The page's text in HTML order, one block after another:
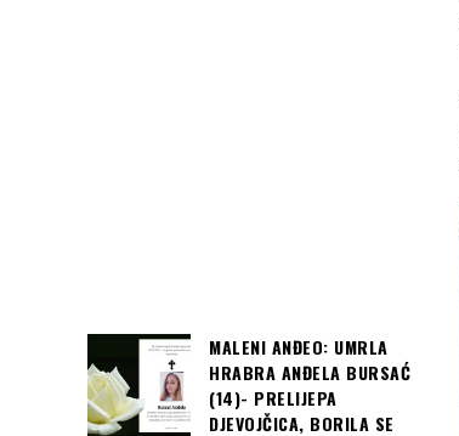
MALENI ANĐEO: UMRLA
HRABRA ANĐELA BURSAĆ
(14)- PRELIJEPA
DJEVOJČICA, BORILA SE